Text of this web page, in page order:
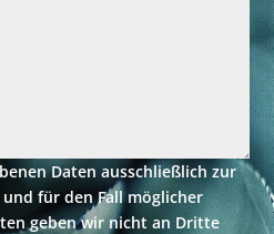
Daten ausschließlich zur
für den Fall möglicher
geben wir nicht an Dritte